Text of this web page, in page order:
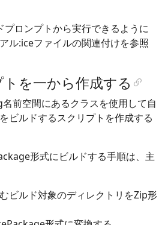
プロンプトから実行できるように
ル:iceファイルの関連付けを参照
を一から作成する
前空間にあるクラスを使用して自
ビルドするスクリプトを作成する
形式にビルドする手順は、主
ビルド対象のディレクトリをZip形